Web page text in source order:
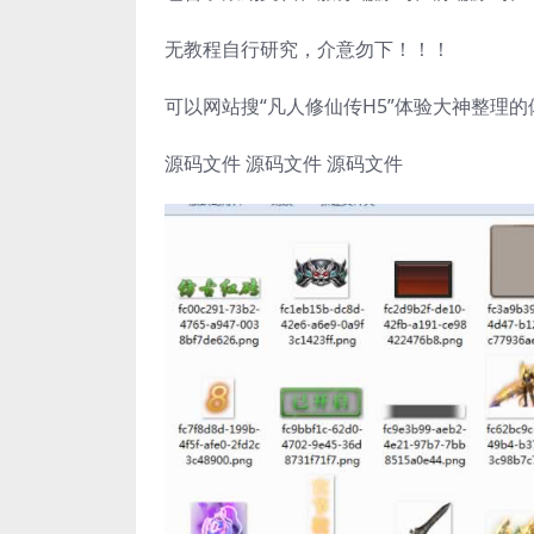
无教程自行研究，介意勿下！！！
可以网站搜“凡人修仙传H5”体验大神整理
源码文件 源码文件 源码文件